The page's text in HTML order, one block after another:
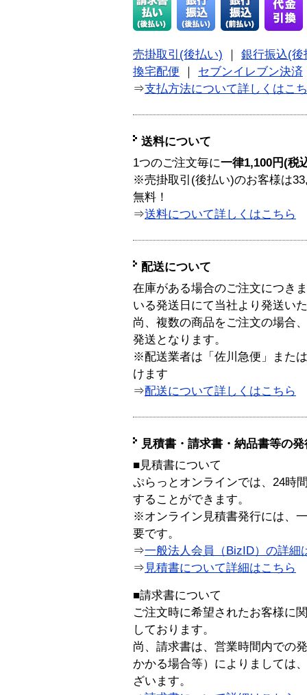
売掛取引(後払い)
銀行振込(後
換宅配便
セブンイレブン決済
⇒支払方法について詳しくはこ
送料について
1つのご注文毎に一律1,100円(税
※売掛取引(後払い)のお客様は
無料！
⇒送料について詳しくはこちら
配送について
在庫がある場合のご注文につき
いる発送日にて当社より発送い
尚、複数の商品をご注文の場合
発送となります。
※配送業者は「佐川急便」また
けます
⇒配送について詳しくはこちら
見積書・請求書・納品書等の
■見積書について
ぷらっとオンラインでは、24時
することができます。
※オンライン見積書発行には、
要です。
⇒一般法人会員（BizID）の詳細
⇒ 見積書について詳細はこちら
■請求書について
ご注文時に希望されたお客様に
しております。
尚、請求書は、営業時間内での
かかる場合等）によりましては
ざいます。